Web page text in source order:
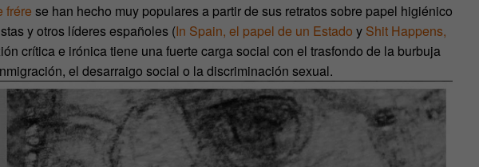
frére se han hecho muy populares a partir de sus retratos sobre papel higiénico
y otros líderes españoles (In Spain, el papel de un Estado y Shit Happens,
crítica e irónica tiene una fuerte carga social con el trasfondo de la burbuja
el desarraigo social o la discriminación sexual.